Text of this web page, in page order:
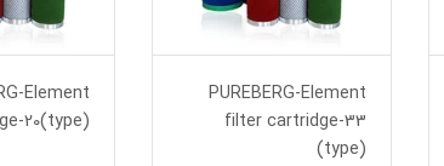
PUREBERG-Element
filter cartridge-33
(type)
Element
20(type)